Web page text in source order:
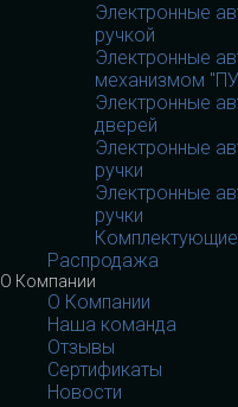
Электронные
ручкой
Электронные
механизмом
Электронные
дверей
Электронные
ручки
Электронные
ручки
Распродажа
О Компании
О Компании
Наша команда
Отзывы
Сертификаты
Новости